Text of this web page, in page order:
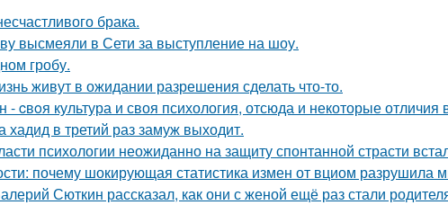
брака.
высмеяли в Сети за выступление на шоу.
гробу.
живут в ожидании разрешения сделать что-то.
cвoя культура и своя психология, отсюда и некоторые отличия
в третий раз замуж выходит.
психологии неожиданно на защиту спонтанной страсти
почему шокирующая статистика измен от вциом разрушила
Сюткин рассказал, как они с женой ещё раз стали